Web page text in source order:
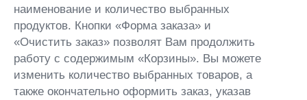
наименование и количество выбранных
продуктов. Кнопки «Форма заказа» и
«Очистить заказ» позволят Вам продолжить
работу с содержимым «Корзины». Вы можете
изменить количество выбранных товаров, а
также окончательно оформить заказ, указав